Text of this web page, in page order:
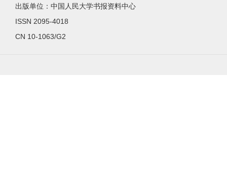
出版单位：中国人民大学书报资料中心
ISSN 2095-4018
CN 10-1063/G2